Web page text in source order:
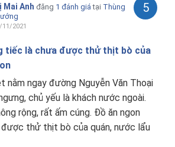
Mai Anh đăng 1 đánh giá tại Thùng
11/2021
5
tiếc là chưa được thử thịt bò của
nằm ngay đường Nguyễn Văn Thoại
chủ yếu là khách nước ngoài.
rộng, rất ấm cúng. Đồ ăn ngon
thử thịt bò của quán, nước lẩu